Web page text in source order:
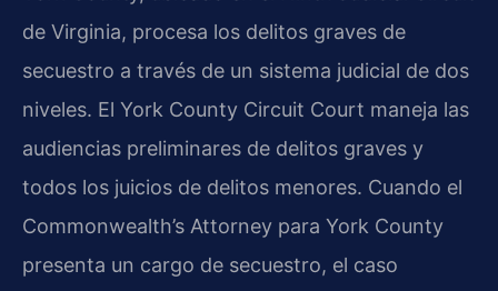
de Virginia, procesa los delitos graves de
secuestro a través de un sistema judicial de dos
niveles. El York County Circuit Court maneja las
audiencias preliminares de delitos graves y
todos los juicios de delitos menores. Cuando el
Commonwealth’s Attorney para York County
presenta un cargo de secuestro, el caso